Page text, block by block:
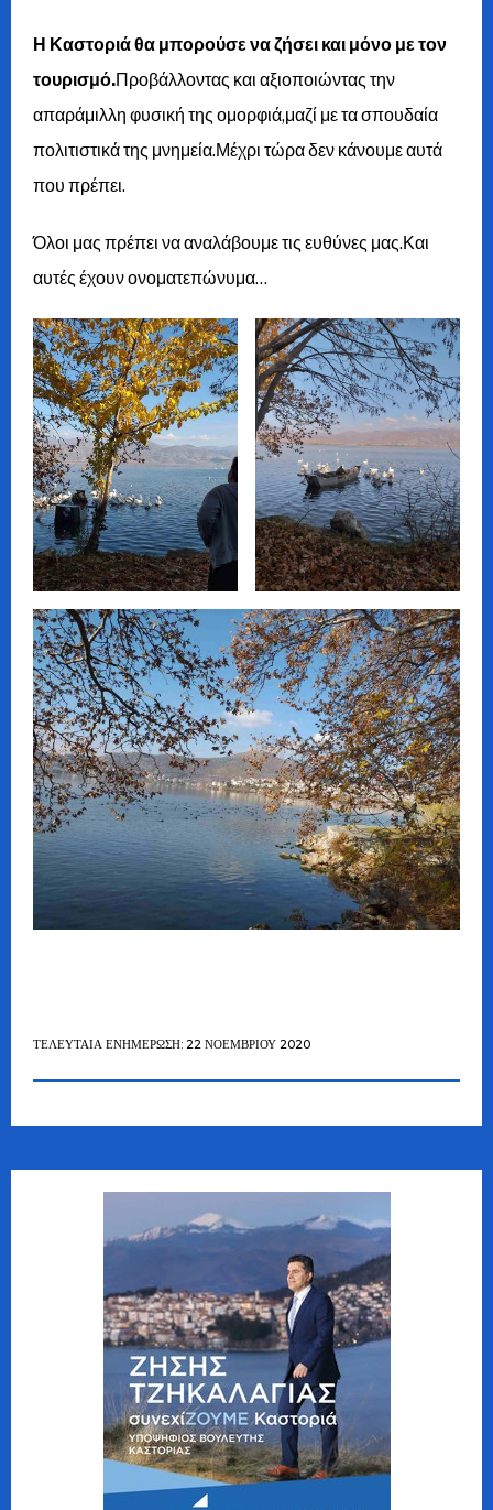
Η Καστοριά θα μπορούσε να ζήσει και μόνο με τον
τουρισμό.Προβάλλοντας και αξιοποιώντας την
απαράμιλλη φυσική της ομορφιά,μαζί με τα σπουδαία
πολιτιστικά της μνημεία.Μέχρι τώρα δεν κάνουμε αυτά
που πρέπει.
Όλοι μας πρέπει να αναλάβουμε τις ευθύνες μας.Και
αυτές έχουν ονοματεπώνυμα…
ΤΕΛΕΥΤΑΊΑ ΕΝΗΜΈΡΩΣΗ: 22 ΝΟΕΜΒΡΊΟΥ 2020